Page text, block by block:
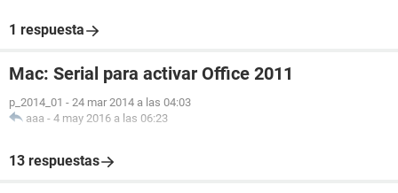
1 respuesta
Mac: Serial para activar Office 2011
p_2014_01 - 24 mar 2014 a las 04:03
aaa - 4 may 2016 a las 06:23
13 respuestas